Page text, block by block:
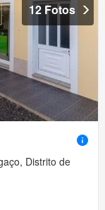
12 Fotos
Distrito de